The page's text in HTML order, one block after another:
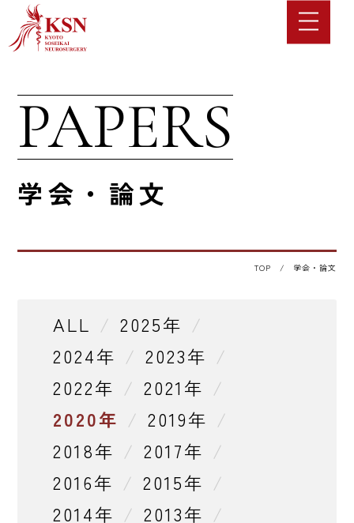
PAPERS
学会・論文
TOP / 学会・論文
ALL
2025年
2024年
2023年
2022年
2021年
2020年
2019年
2018年
2017年
2016年
2015年
2014年
2013年